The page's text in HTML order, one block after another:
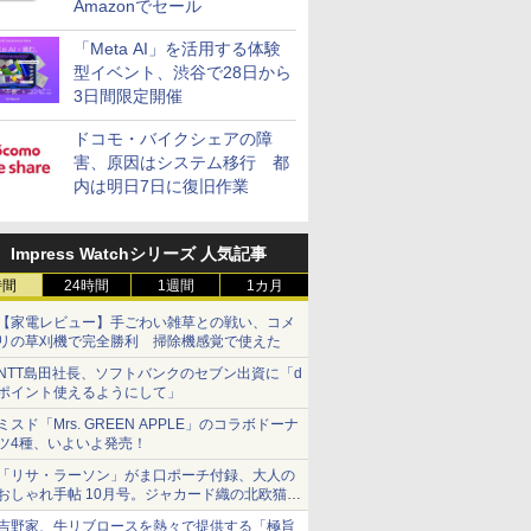
Amazonでセール
「Meta AI」を活用する体験
型イベント、渋谷で28日から
3日間限定開催
ドコモ・バイクシェアの障
害、原因はシステム移行 都
内は明日7日に復旧作業
Impress Watchシリーズ 人気記事
24時間 1週間 1カ月
家電レビュー】手ごわい雑草との戦い、コメ
の草刈機で完全勝利 掃除機感覚で使えた
島田社長、ソフトバンクのセブン出資に「d
イント使えるようにして」
スド「Mrs. GREEN APPLE」のコラボドーナ
4種、いよいよ発売！
リサ・ラーソン」がま口ポーチ付録、大人の
しゃれ手帖 10月号。ジャカード織の北欧猫デ
イン
野家、牛リブロースを熱々で提供する「極旨